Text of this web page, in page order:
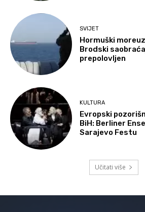
SVIJET
Hormuški
Brodski
prepolovljen
KULTURA
Evropski
BiH: Berliner
Sarajevo Festu
Učitati više